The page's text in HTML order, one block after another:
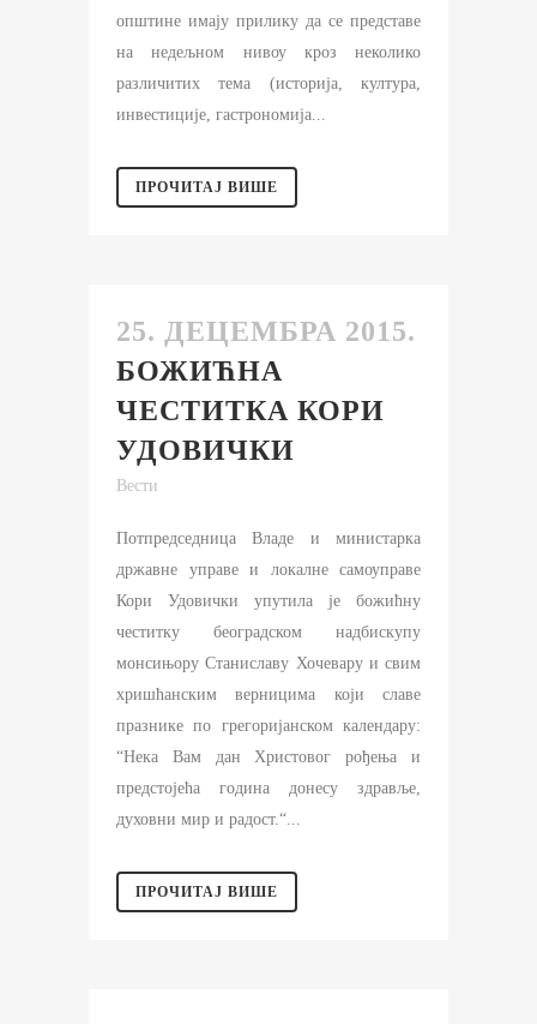
општине имају прилику да се представе
на недељном нивоу кроз неколико
различитих тема (историја, култура,
инвестиције, гастрономија...
ПРОЧИТАЈ ВИШЕ
25. ДЕЦЕМБРА 2015.
БОЖИЋНА
ЧЕСТИТКА КОРИ
УДОВИЧКИ
Вести
Потпредседница Владе и министарка
државне управе и локалне самоуправе
Кори Удовички упутила је божићну
честитку београдском надбискупу
монсињору Станиславу Хочевару и свим
хришћанским верницима који славе
празнике по грегоријанском календару:
“Нека Вам дан Христовог рођења и
предстојећа година донесу здравље,
духовни мир и радост.“...
ПРОЧИТАЈ ВИШЕ